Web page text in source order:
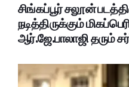
சிங்கப்பூர் சலூன்
நடித்திருக்கும்
ஆர்.ஜே.பாலாஜி தரும்